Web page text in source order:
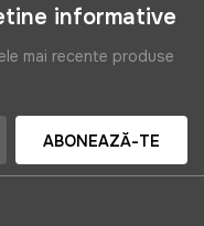
informative
mai recente produse
ABONEAZĂ-TE